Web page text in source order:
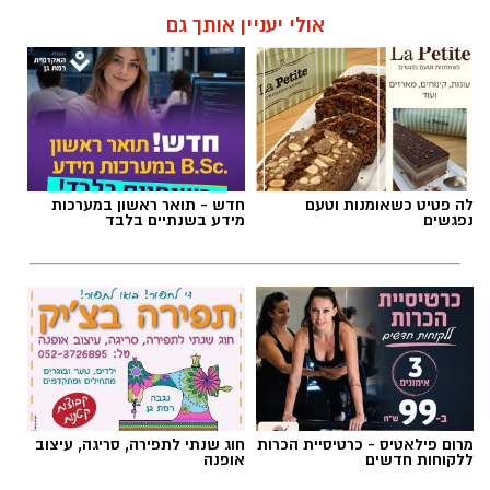
טקסט פוליטי, שירים פוליטיים
חברתית
אולי יעניין אותך גם
לה פטיט כשאומנות וטעם
נפגשים
חדש - תואר ראשון במערכות
מידע בשנתיים בלבד
מרום פילאטיס - כרטיסיית הכרות
ללקוחות חדשים
חוג שנתי לתפירה, סריגה, עיצוב
אופנה